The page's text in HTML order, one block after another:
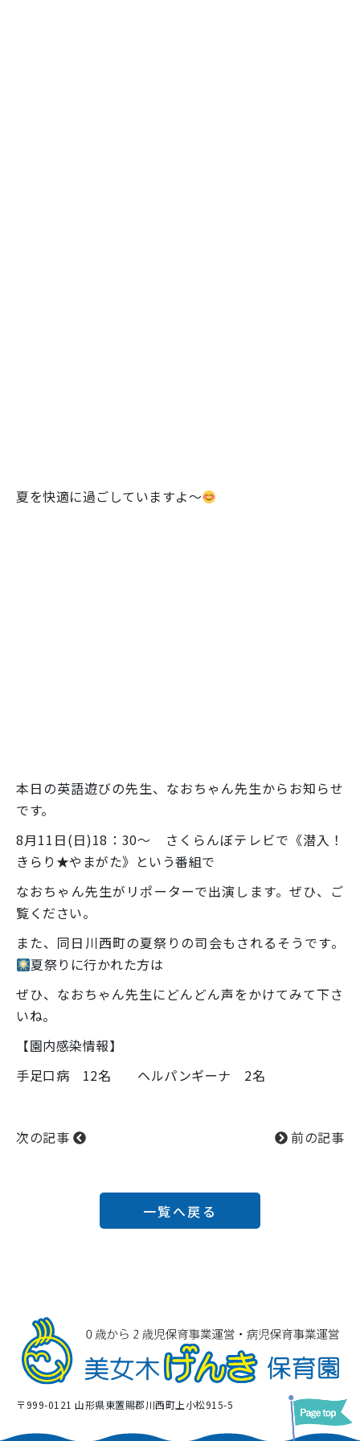
夏を快適に過ごしていますよ～
本日の英語遊びの先生、なおちゃん先生からお知らせ
です。
8月11日(日)18：30～ さくらんぼテレビで《潜入！
きらり★やまがた》という番組で
なおちゃん先生がリポーターで出演します。ぜひ、ご
覧ください。
また、同日川西町の夏祭りの司会もされるそうです。
夏祭りに行かれた方は
ぜひ、なおちゃん先生にどんどん声をかけてみて下さ
いね。
【園内感染情報】
手足口病 12名 ヘルパンギーナ 2名
次の記事 前の記事
一覧へ戻る
〒999-0121 山形県東置賜郡川西町上小松915-5